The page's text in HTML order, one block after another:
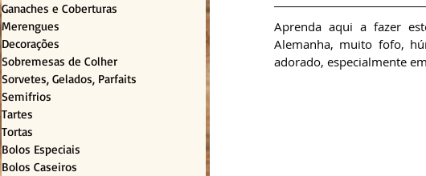
Ganaches e Coberturas
Merengues
Decorações
Sobremesas de Colher
Sorvetes, Gelados, Parfaits
Semifrios
Tartes
Tortas
Bolos Especiais
Bolos Caseiros
Aprenda aqui a fazer
Alemanha, muito fofo,
adorado, especialmente